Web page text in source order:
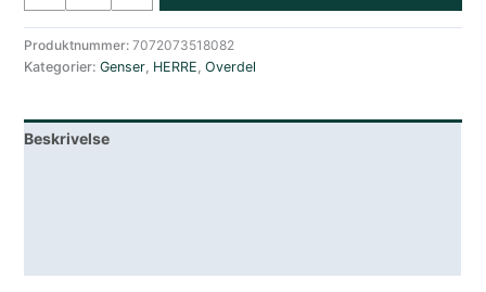
Zip
Genser
Blå
antall
Produktnummer:7072073518082
Kategorier:Genser, HERRE,Overdel
Beskrivelse